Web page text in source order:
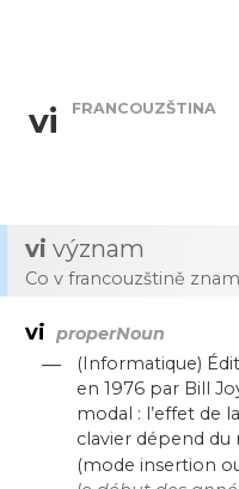
vi FRANCOUZŠTINA
vi význam
Co v francouzštině
vi properNoun
—
(Informatique)
en 1976 par Bill
modal : l’effet de
clavier dépend du
(mode insertion